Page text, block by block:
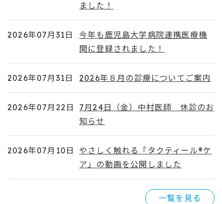
ました！
今年も鹿児島大学病院連携医療機
関に登録されました！
2026年07月31日
2026年８月の診療についてご案内
2026年07月31日
7月24日（金）中村医師 休診のお
知らせ
2026年07月22日
やさしく触れる「タクティール®ケ
ア」の動画を公開しました
2026年07月10日
一覧を見る